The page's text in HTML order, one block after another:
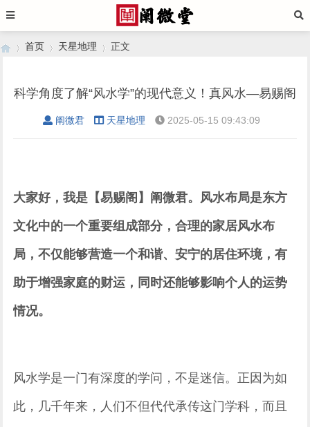
首页 天星地理 正文
科学角度了解“风水学”的现代意义！真风水—易赐阁
阐微君 天星地理 2025-05-15 09:43:09
大家好，我是【易赐阁】阐微君。风水布局是东方
文化中的一个重要组成部分，合理的家居风水布
局，不仅能够营造一个和谐、安宁的居住环境，有
助于增强家庭的财运，同时还能够影响个人的运势
情况。
风水学是一门有深度的学问，不是迷信。正因为如
此，几千年来，人们不但代代承传这门学科，而且